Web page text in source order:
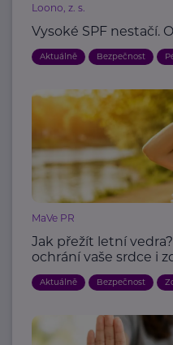
Loono, z. s.
Vysoké SPF nestačí.
Aktuálně Bezpečnost
MaVe PR
Jak přežít letní
ochrání vaše srdce i
Aktuálně Bezpečnost